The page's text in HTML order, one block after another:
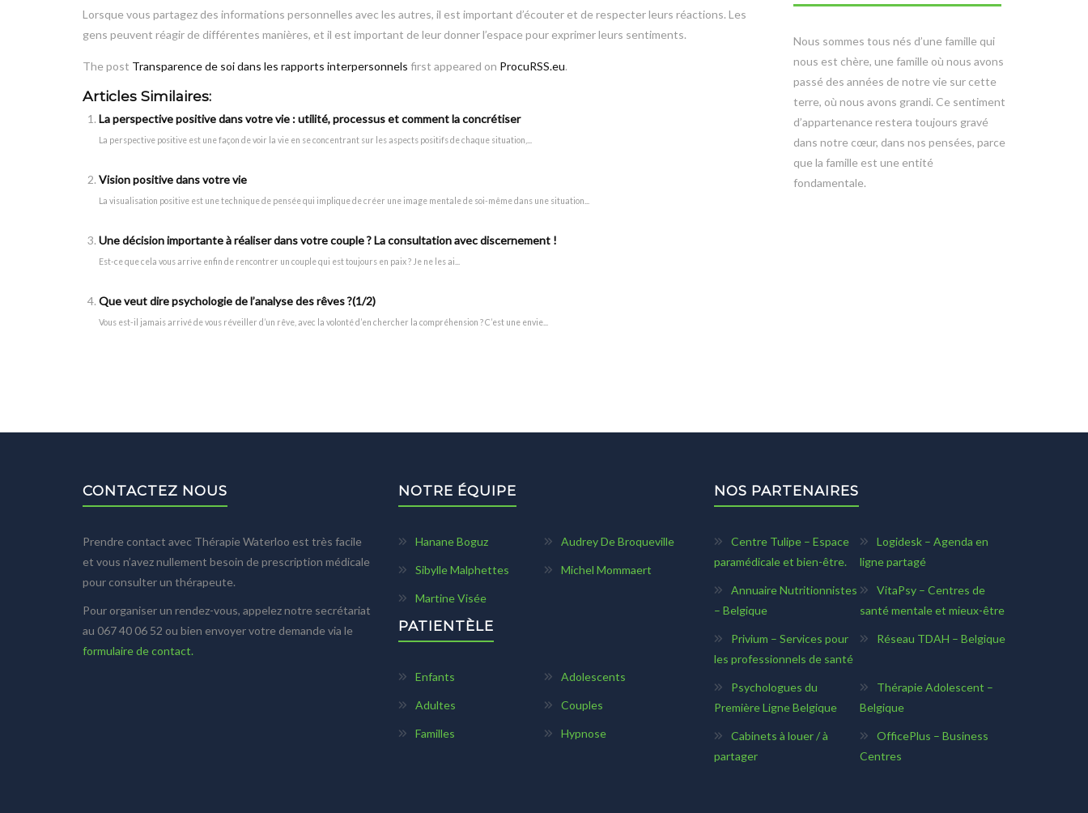
Lorsque vous partagez des informations personnelles avec les autres, il est important d’écouter et de respecter leurs réactions. Les
gens peuvent réagir de différentes manières, et il est important de leur donner l’espace pour exprimer leurs sentiments.
The post Transparence de soi dans les rapports interpersonnels first appeared on ProcuRSS.eu.
Articles Similaires:
La perspective positive dans votre vie : utilité, processus et comment la concrétiser
La perspective positive est une façon de voir la vie en se concentrant sur les aspects positifs de chaque situation,...
Vision positive dans votre vie
La visualisation positive est une technique de pensée qui implique de créer une image mentale de soi-même dans une situation...
Une décision importante à réaliser dans votre couple ? La consultation avec discernement !
Est-ce que cela vous arrive enfin de rencontrer un couple qui est toujours en paix ? Je ne les ai...
Que veut dire psychologie de l’analyse des rêves ?(1/2)
Vous est-il jamais arrivé de vous réveiller d’un rêve, avec la volonté d’en chercher la compréhension ? C’est une envie...
Nous sommes tous nés d’une famille qui
nous est chère, une famille où nous avons
passé des années de notre vie sur cette
terre, où nous avons grandi. Ce sentiment
d’appartenance restera toujours gravé
dans notre cœur, dans nos pensées, parce
que la famille est une entité
fondamentale.
CONTACTEZ NOUS
Prendre contact avec Thérapie Waterloo est très facile
et vous n’avez nullement besoin de prescription médicale
pour consulter un thérapeute.
Pour organiser un rendez-vous, appelez notre secrétariat
au 067 40 06 52 ou bien envoyer votre demande via le
formulaire de contact.
NOTRE ÉQUIPE
Hanane Boguz Audrey De Broqueville
Sibylle Malphettes Michel Mommaert
Martine Visée
PATIENTÈLE
Enfants Adolescents
Adultes Couples
Familles Hypnose
NOS PARTENAIRES
Centre Tulipe – Espace
paramédicale et bien-être.
Logidesk – Agenda en
ligne partagé
Annuaire Nutritionnistes
– Belgique
VitaPsy – Centres de
santé mentale et mieux-être
Privium – Services pour
les professionnels de santé
Réseau TDAH – Belgique
Psychologues du
Première Ligne Belgique
Thérapie Adolescent –
Belgique
Cabinets à louer / à
partager
OfficePlus – Business
Centres